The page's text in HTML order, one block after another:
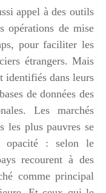
appel à des outils
opérations de mise
pour faciliter les
étrangers. Mais
identifiés dans leurs
de données des
Les marchés
les plus pauvres se
opacité : selon le
recourent à des
comme principal